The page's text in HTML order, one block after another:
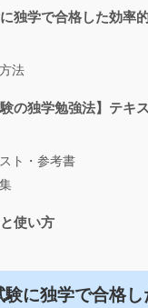
独学で合格した効率
法
験の独学勉強法】テキ
ト・参考書
使い方
験に独学で合格